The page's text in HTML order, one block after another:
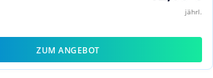
jährl.
ZUM ANGEBOT